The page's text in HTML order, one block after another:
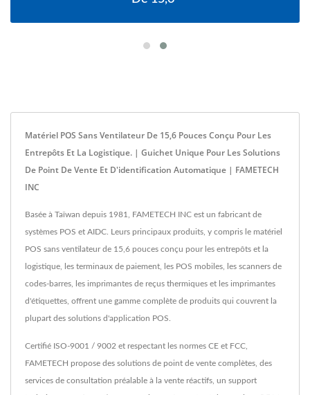
Matériel POS Sans Ventilateur De 15,6 Pouces Conçu Pour Les
Entrepôts Et La Logistique. | Guichet Unique Pour Les Solutions
De Point De Vente Et D'identification Automatique | FAMETECH
INC
Basée à Taïwan depuis 1981, FAMETECH INC est un fabricant de
systèmes POS et AIDC. Leurs principaux produits, y compris le matériel
POS sans ventilateur de 15,6 pouces conçu pour les entrepôts et la
logistique, les terminaux de paiement, les POS mobiles, les scanners de
codes-barres, les imprimantes de reçus thermiques et les imprimantes
d'étiquettes, offrent une gamme complète de produits qui couvrent la
plupart des solutions d'application POS.
Certifié ISO-9001 / 9002 et respectant les normes CE et FCC,
FAMETECH propose des solutions de point de vente complètes, des
services de consultation préalable à la vente réactifs, un support